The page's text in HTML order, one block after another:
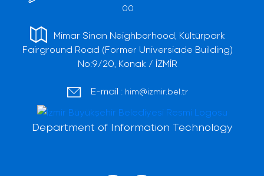
00
Mimar Sinan Neighborhood, Kültürpark
Fairground Road (Former Universiade Building)
No:9/20, Konak / İZMİR
E-mail : him@izmir.bel.tr
Department of Information Technology